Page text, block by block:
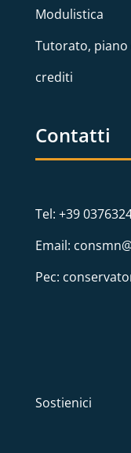
Modulistica
Tutorato,
crediti
Contatti
Tel: +39
Email:
Pec:
Sostienici